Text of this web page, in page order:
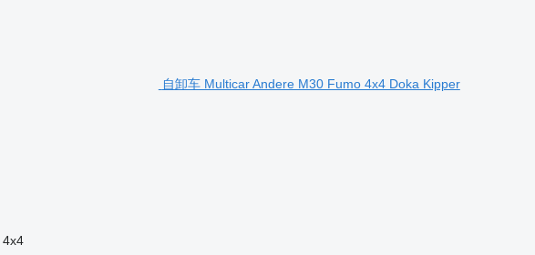
自卸车 Multicar Andere M30 Fumo 4x4 Doka Kipper
4x4